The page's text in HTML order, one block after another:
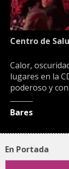
Centro de
Calor,
lugares en la
poderoso y
Bares
En Portada